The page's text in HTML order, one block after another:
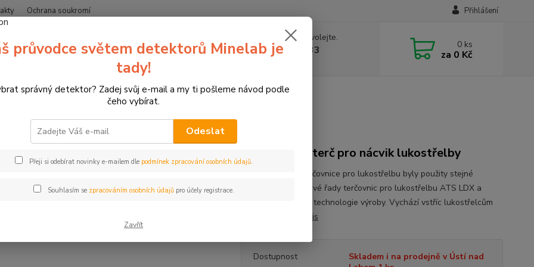
Ochrana soukromí Přihlášení
Hledat
Nevíte si rady? Zavolejte.
+420774877333 0 ks
za 0 Kč
pro sportovní lukostřelbu Terče Yate 2D terč, terčovnice prase LDX 14 cm
terčovnice prase LDX 14 cm
2D bachyně, terč pro nácvik lukostřelby
Pro výrobu této terčovnice pro lukostřelbu byly použity stejné
materiály jako u nové řady terčovnic pro lukostřelbu ATS LDX a
výrazně inovovaná technologie výroby. Vychází vstříc lukostřelcům
celý popis
Dostupnost
Skladem i na prodejně v Ústí nad
průvodce světem detektorů Minelab je
tady!
správný detektor? Zadej svůj e-mail a my ti pošleme návod podle
čeho vybírat.
Odeslat
Přeji si odebírat novinky e-mailem dle podmínek zpracování osobních údajů.
Souhlasím se zpracováním osobních údajůpro účely registrace.
Zavřít